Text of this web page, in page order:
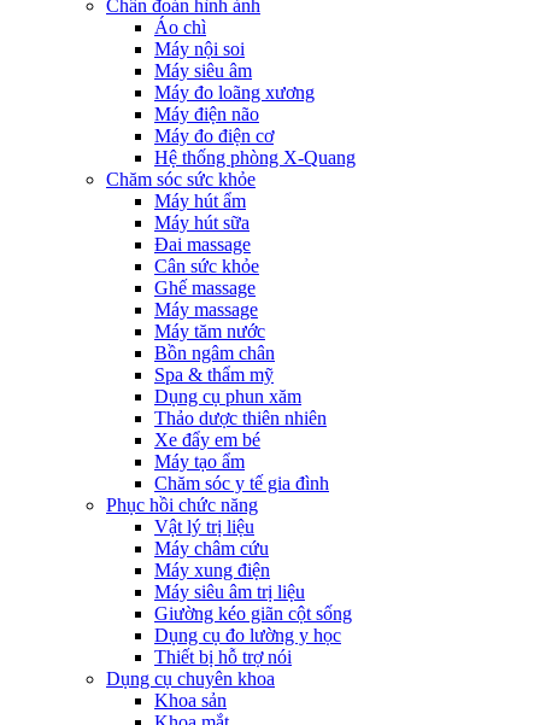
Chẩn đoán hình ảnh
Áo chì
Máy nội soi
Máy siêu âm
Máy đo loãng xương
Máy điện não
Máy đo điện cơ
Hệ thống phòng X-Quang
Chăm sóc sức khỏe
Máy hút ẩm
Máy hút sữa
Đai massage
Cân sức khỏe
Ghế massage
Máy massage
Máy tăm nước
Bồn ngâm chân
Spa & thẩm mỹ
Dụng cụ phun xăm
Thảo dược thiên nhiên
Xe đẩy em bé
Máy tạo ẩm
Chăm sóc y tế gia đình
Phục hồi chức năng
Vật lý trị liệu
Máy châm cứu
Máy xung điện
Máy siêu âm trị liệu
Giường kéo giãn cột sống
Dụng cụ đo lường y học
Thiết bị hỗ trợ nói
Dụng cụ chuyên khoa
Khoa sản